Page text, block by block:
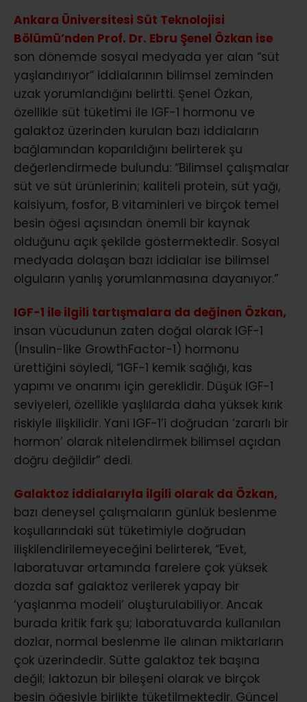
Ankara Üniversitesi Süt Teknolojisi
Bölümü’nden Prof. Dr. Ebru Şenel Özkan ise
son dönemde sosyal medyada yer alan “süt
yaşlandırıyor” iddialarının bilimsel zeminden
uzak yorumlandığını belirtti. Şenel Özkan,
özellikle süt tüketimi ile IGF-1 hormonu ve
galaktoz üzerinden kurulan bazı iddiaların
bağlamından koparıldığını belirterek şu
değerlendirmede bulundu: “Bilimsel çalışmalar
süt ve süt ürünlerinin; kaliteli protein, süt yağı,
kalsiyum, fosfor, B vitaminleri ve birçok temel
besin öğesi açısından önemli bir kaynak
olduğunu açık şekilde göstermektedir. Sosyal
medyada dolaşan bazı iddialar ise bilimsel
olguların yanlış yorumlanmasına dayanıyor.”
IGF-1 ile ilgili tartışmalara da değinen Özkan,
insan vücudunun zaten doğal olarak IGF-1
(Insulin-like GrowthFactor-1) hormonu
ürettiğini söyledi, “IGF-1 kemik sağlığı, kas
yapımı ve onarımı için gereklidir. Düşük IGF-1
seviyeleri, özellikle yaşlılarda daha yüksek kırık
riskiyle ilişkilidir. Yani IGF-1’i doğrudan ‘zararlı bir
hormon’ olarak nitelendirmek bilimsel açıdan
doğru değildir” dedi.
Galaktoz iddialarıyla ilgili olarak da Özkan,
bazı deneysel çalışmaların günlük beslenme
koşullarındaki süt tüketimiyle doğrudan
ilişkilendirilemeyeceğini belirterek, “Evet,
laboratuvar ortamında farelere çok yüksek
dozda saf galaktoz verilerek yapay bir
‘yaşlanma modeli’ oluşturulabiliyor. Ancak
burada kritik fark şu; laboratuvarda kullanılan
dozlar, normal beslenme ile alınan miktarların
çok üzerindedir. Sütte galaktoz tek başına
değil; laktozun bir bileşeni olarak ve birçok
besin öğesiyle birlikte tüketilmektedir. Güncel